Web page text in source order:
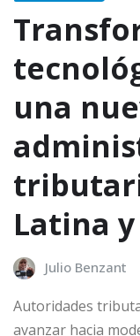
una
Latina
Julio Benzant
Autoridades
avanzar hacia